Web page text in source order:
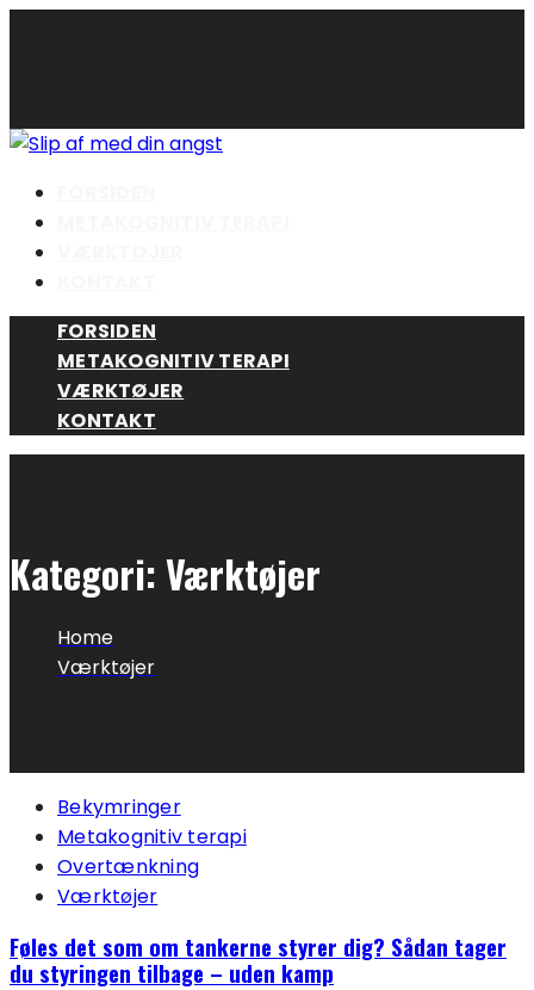
FORSIDEN
METAKOGNITIV TERAPI
VÆRKTØJER
KONTAKT
Kategori:Værktøjer
Home
Værktøjer
Bekymringer
Metakognitiv terapi
Overtænkning
Værktøjer
Føles det som om tankerne styrer dig? Sådan tager
du styringen tilbage – uden kamp